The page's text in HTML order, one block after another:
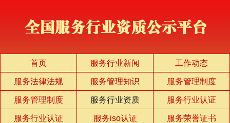
首页 服务行业新闻 工作动态
服务法律法规 服务管理知识 服务管理制度
服务管理制度 服务行业资质 服务行业认证
服务行业认证 服务iso认证
服务荣誉证书